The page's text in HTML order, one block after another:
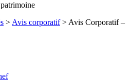
> Avis corporatif> Avis Corporatif –